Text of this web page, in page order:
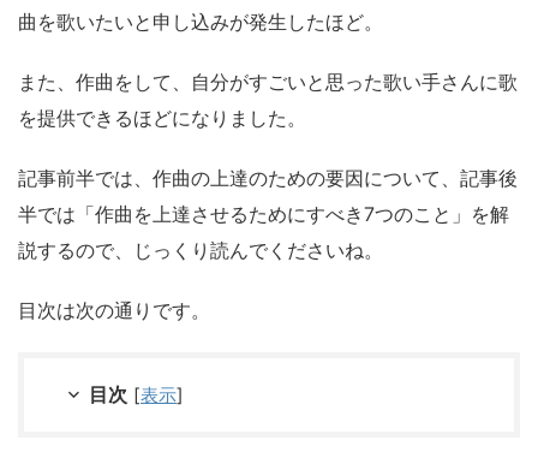
曲を歌いたいと申し込みが発生したほど。
また、作曲をして、自分がすごいと思った歌い手さんに歌
を提供できるほどになりました。
記事前半では、作曲の上達のための要因について、記事後
半では「作曲を上達させるためにすべき7つのこと」を解
説するので、じっくり読んでくださいね。
目次は次の通りです。
目次 [表示]